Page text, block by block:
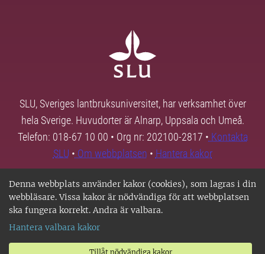
Denna webbplats använder kakor (cookies), som lagras i din
webbläsare. Vissa kakor är nödvändiga för att webbplatsen
ska fungera korrekt. Andra är valbara.
Hantera valbara kakor
Tillåt nödvändiga kakor
SLU, Sveriges lantbruksuniversitet, har verksamhet över
hela Sverige. Huvudorter är Alnarp, Uppsala och Umeå.
Telefon: 018-67 10 00 • Org nr: 202100-2817 • Kontakta
SLU • Om webbplatsen • Hantera kakor